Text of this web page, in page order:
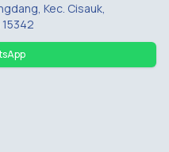
Kec. Cisauk,